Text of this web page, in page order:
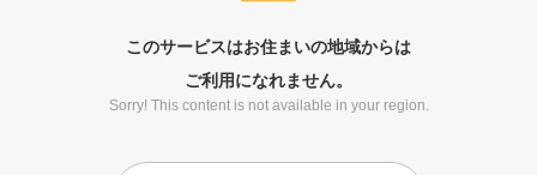
このサービスはお住まいの地域からは
ご利用になれません。
Sorry! This content is not available in your region.